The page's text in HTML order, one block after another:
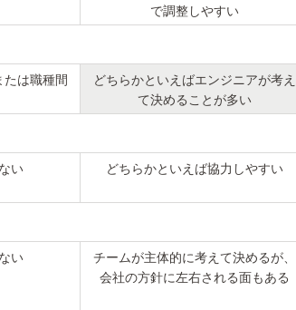
で調整しやすい
たは職種間
どちらかといえばエンジニアが考え
て決めることが多い
い どちらかといえば協力しやすい
い
チームが主体的に考えて決めるが、
会社の方針に左右される面もある